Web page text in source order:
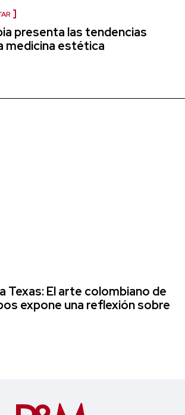
presenta las tendencias
medicina estética
Texas: El arte colombiano de
expone una reflexión sobre